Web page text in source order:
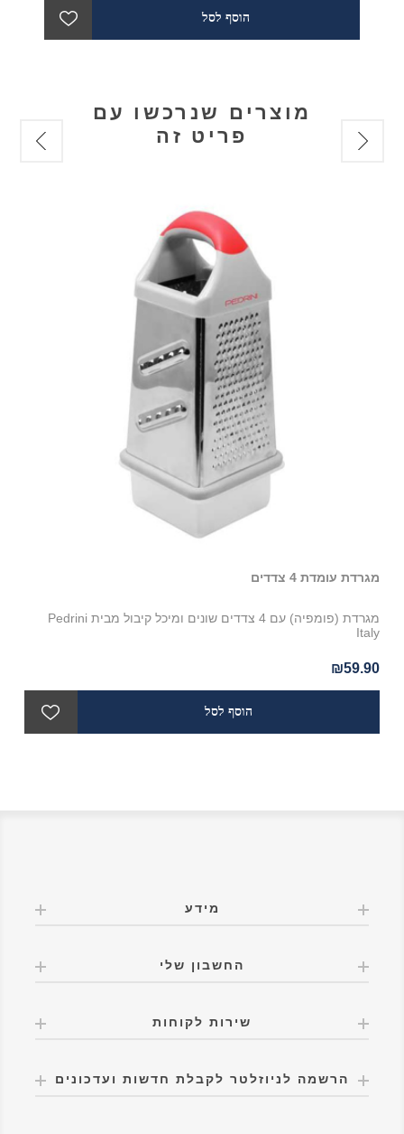
מוצרים שנרכשו עם
פריט זה
מגרדת עומדת 4 צדדים
מגרדת (פומפיה) עם 4 צדדים שונים ומיכל קיבול מבית Pedrini
Italy
₪59.90
מידע
החשבון שלי
שירות לקוחות
הרשמה לניוזלטר לקבלת חדשות ועדכונים